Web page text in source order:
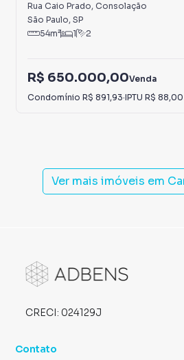
Rua Caio Prado, Consolação
São Paulo, SP
54m² 1 2
R$ 650.000,00Venda
Condomínio R$ 891,93·IPTU R$ 88,00
Ver mais imóveis em
CRECI: 024129J
Contato